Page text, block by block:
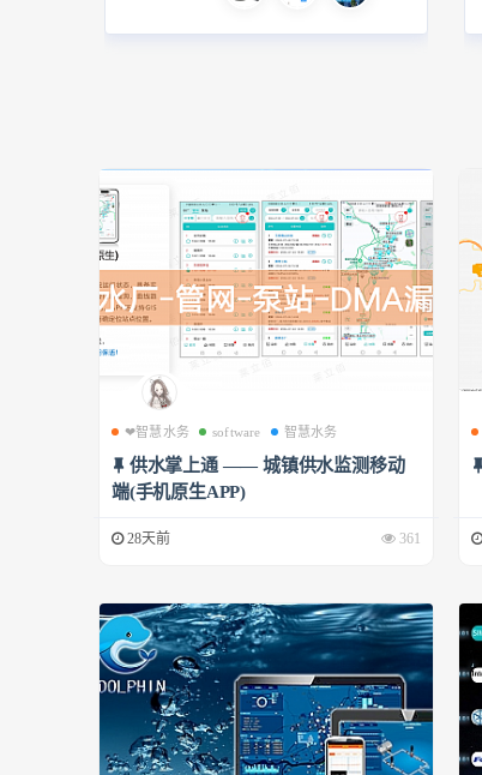
❤智慧水务 software 智慧水务
供水掌上通 —— 城镇供水监测移动
端(手机原生APP)
28天前 361